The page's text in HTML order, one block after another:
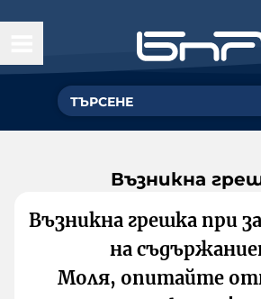
Възникна
Възникна грешка при
на
Моля, опитайте